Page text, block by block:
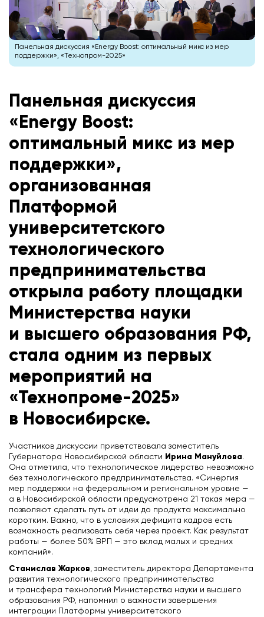
Панельная дискуссия «Energy Boost: оптимальный микс из мер
поддержки», «Технопром-2025»
Панельная дискуссия
«Energy Boost:
оптимальный микс из мер
поддержки»,
организованная
Платформой
университетского
технологического
предпринимательства
открыла работу площадки
Министерства науки
и высшего образования РФ,
стала одним из первых
мероприятий на
«Технопроме-2025»
в Новосибирске.
Участников дискуссии приветствовала заместитель
Губернатора Новосибирской области Ирина Мануйлова.
Она отметила, что технологическое лидерство невозможно
без технологического предпринимательства. «Синергия
мер поддержки на федеральном и региональном уровне —
а в Новосибирской области предусмотрена 21 такая мера —
позволяют сделать путь от идеи до продукта максимально
коротким. Важно, что в условиях дефицита кадров есть
возможность реализовать себя через проект. Как результат
работы — более 50% ВРП — это вклад малых и средних
компаний».
Станислав Жарков, заместитель директора Департамента
развития технологического предпринимательства
и трансфера технологий Министерства науки и высшего
образования РФ, напомнил о важности завершения
интеграции Платформы университетского